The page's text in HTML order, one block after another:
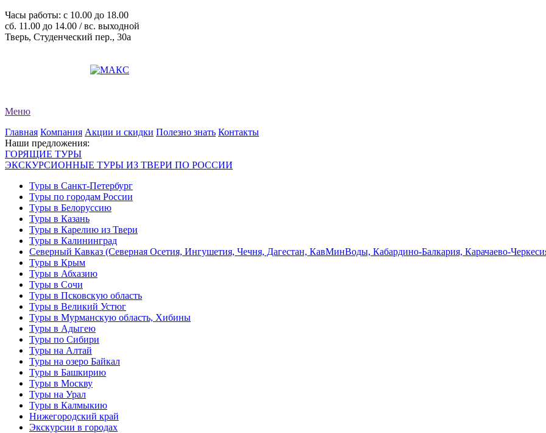
Часы работы: c 10.00 до 18.00
сб. 11.00 до 14.00 / вс. выходной
Тверь, Студенческий пер., 30а
Меню
Главная Компания Акции и скидки Полезно знать Контакты
Наши предложения:
ГОРЯЩИЕ ТУРЫ
ЭКСКУРСИОННЫЕ ТУРЫ ИЗ ТВЕРИ ПО РОССИИ
Туры в Санкт-Петербург
Туры по городам России
Туры в Белоруссию
Туры в Казань
Туры в Карелию из Твери
Туры в Калининград
Северный Кавказ (Северная Осетия, Ингушетия, Чечня, Дагестан, КавМинВоды, Кабардино-Балкария, Карачаево-
Туры в Крым
Туры в Абхазию
Туры в Сочи
Туры в Псковскую область
Туры в Великий Устюг
Туры в Мурманскую область, Хибины
Туры в Адыгею
Туры по Сибири
Туры на Алтай
Туры на озеро Байкал
Туры в Башкирию
Туры в Москву
Туры на Урал
Туры в Калмыкию
Нижегородский край
Экскурсии в городах